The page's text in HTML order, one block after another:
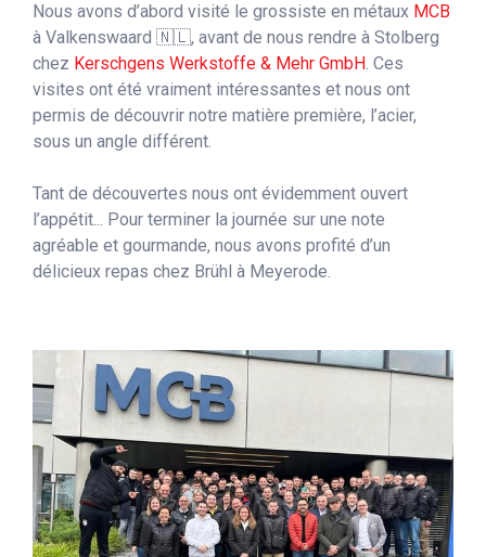
Nous avons d’abord visité le grossiste en métaux MCB
à Valkenswaard 🇳🇱, avant de nous rendre à Stolberg
chez Kerschgens Werkstoffe & Mehr GmbH. Ces
visites ont été vraiment intéressantes et nous ont
permis de découvrir notre matière première, l’acier,
sous un angle différent.
Tant de découvertes nous ont évidemment ouvert
l’appétit... Pour terminer la journée sur une note
agréable et gourmande, nous avons profité d’un
délicieux repas chez Brühl à Meyerode.